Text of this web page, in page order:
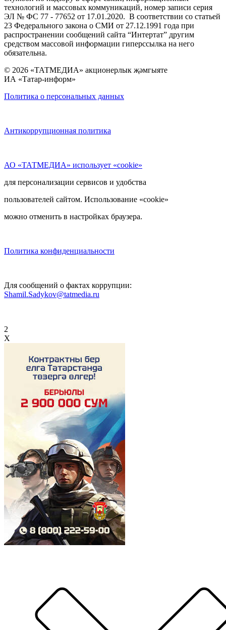
технологий и массовых коммуникаций, номер записи серия
ЭЛ № ФС 77 - 77652 от 17.01.2020. В соответствии со статьей
23 Федерального закона о СМИ от 27.12.1991 года при
распространении сообщений сайта “Интертат” другим
средством массовой информации гиперссылка на него
обязательна.
© 2026 «ТАТМЕДИА» акционерлык җәмгыяте
ИА «Татар-информ»
Политика о персональных данных
Антикоррупционная политика
АО «ТАТМЕДИА» использует «cookie»
для персонализации сервисов и удобства
пользователей сайтом. Использование «cookie»
можно отменить в настройках браузера.
Политика конфиденциальности
Для сообщений о фактах коррупции:
Shamil.Sadykov@tatmedia.ru
2
X